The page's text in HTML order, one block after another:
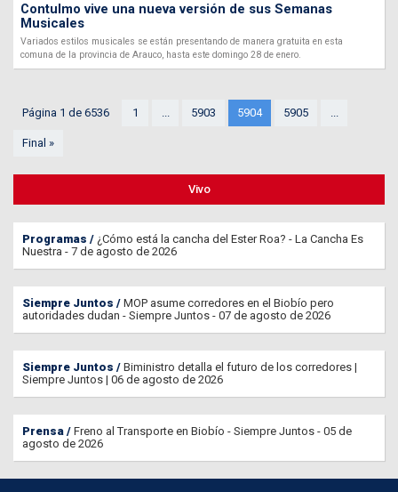
Contulmo vive una nueva versión de sus Semanas
Musicales
Variados estilos musicales se están presentando de manera gratuita en esta
comuna de la provincia de Arauco, hasta este domingo 28 de enero.
Página 1 de 6536 1 ... 5903 5904 5905 ...
Final »
Vivo
Programas
¿Cómo está la cancha del Ester Roa? - La Cancha Es
Nuestra - 7 de agosto de 2026
Siempre Juntos
MOP asume corredores en el Biobío pero
autoridades dudan - Siempre Juntos - 07 de agosto de 2026
Siempre Juntos
Biministro detalla el futuro de los corredores |
Siempre Juntos | 06 de agosto de 2026
Prensa
Freno al Transporte en Biobío - Siempre Juntos - 05 de
agosto de 2026